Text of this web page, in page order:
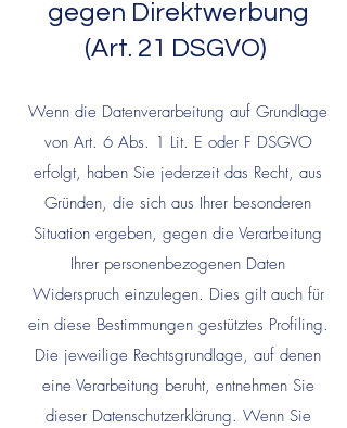
gegen Direktwerbung
(Art. 21 DSGVO)
Wenn die Datenverarbeitung auf Grundlage
von Art. 6 Abs. 1 Lit. E oder F DSGVO
erfolgt, haben Sie jederzeit das Recht, aus
Gründen, die sich aus Ihrer besonderen
Situation ergeben, gegen die Verarbeitung
Ihrer personenbezogenen Daten
Widerspruch einzulegen. Dies gilt auch für
ein diese Bestimmungen gestütztes Profiling.
Die jeweilige Rechtsgrundlage, auf denen
eine Verarbeitung beruht, entnehmen Sie
dieser Datenschutzerklärung. Wenn Sie